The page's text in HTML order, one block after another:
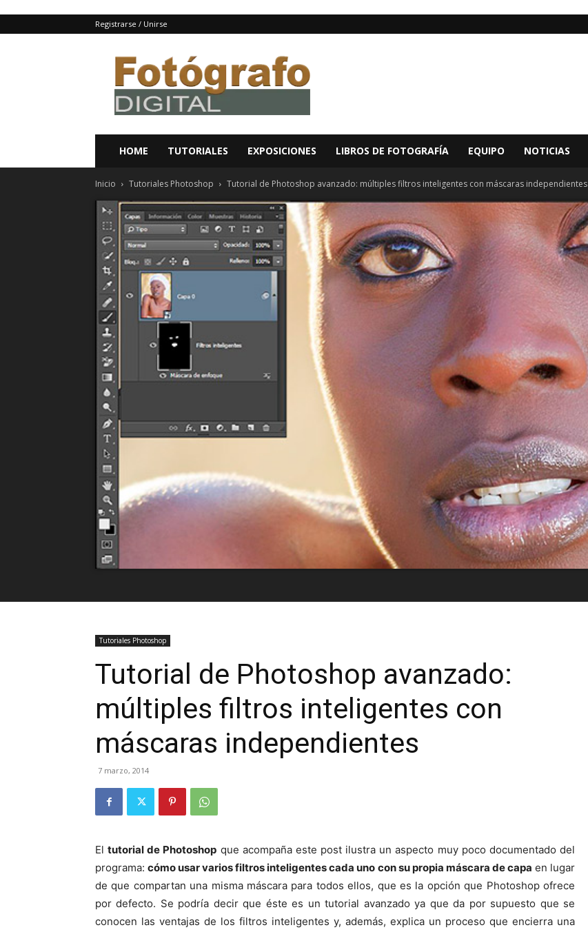
Registrarse / Unirse
Fotografo
digital
y
tutoriales
Photoshop
HOME TUTORIALES EXPOSICIONES LIBROS DE FOTOGRAFÍA EQUIPO NOTICIAS
Inicio Tutoriales Photoshop Tutorial de Photoshop avanzado: múltiples filtros inteligentes con máscaras independientes
Tutoriales Photoshop
Tutorial de Photoshop avanzado:
múltiples filtros inteligentes con
máscaras independientes
7 marzo, 2014
Eltutorial de Photoshop que acompaña este post ilustra un aspecto muy poco documentado del
programa:cómo usar varios filtros inteligentes cada uno con su propia máscara de capa en lugar
de que compartan una misma máscara para todos ellos, que es la opción que Photoshop ofrece
por defecto. Se podría decir que éste es un tutorial avanzado ya que da por supuesto que se
conocen las ventajas de los filtros inteligentes y, además, explica un proceso que encierra una